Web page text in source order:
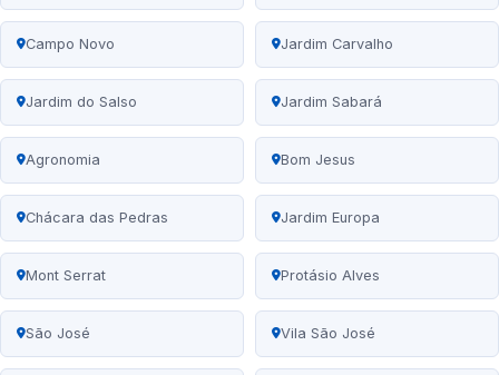
Campo Novo Jardim Carvalho
Jardim do Salso Jardim Sabará
Agronomia Bom Jesus
Chácara das Pedras Jardim Europa
Mont Serrat Protásio Alves
São José Vila São José